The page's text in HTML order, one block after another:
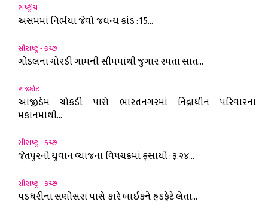
રાષ્ટ્રીય
અસમમાં નિર્ભયા જેવો જઘન્ય કાંડ : 15...
સૌરાષ્ટ્ર - કચ્છ
ગોંડલના ચોરડી ગામની સીમમાંથી જુગાર રમતા સાત...
રાજકોટ
આજીડેમ ચોકડી પાસે ભારતનગરમાં નિંદ્રાધીન પરિવારના
મકાનમાંથી...
સૌરાષ્ટ્ર - કચ્છ
જેતપુરનો યુવાન વ્યાજના વિષચક્રમાં ફસાયો : રૂ.૨૪...
સૌરાષ્ટ્ર - કચ્છ
પડધરીના સણોસરા પાસે કારે બાઈકને હડફેટે લેતા...